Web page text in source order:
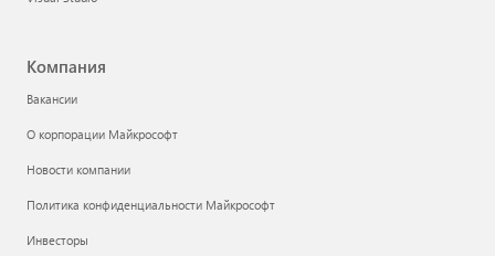
Компания
Вакансии
О корпорации Майкрософт
Новости компании
Политика конфиденциальности Майкрософт
Инвесторы